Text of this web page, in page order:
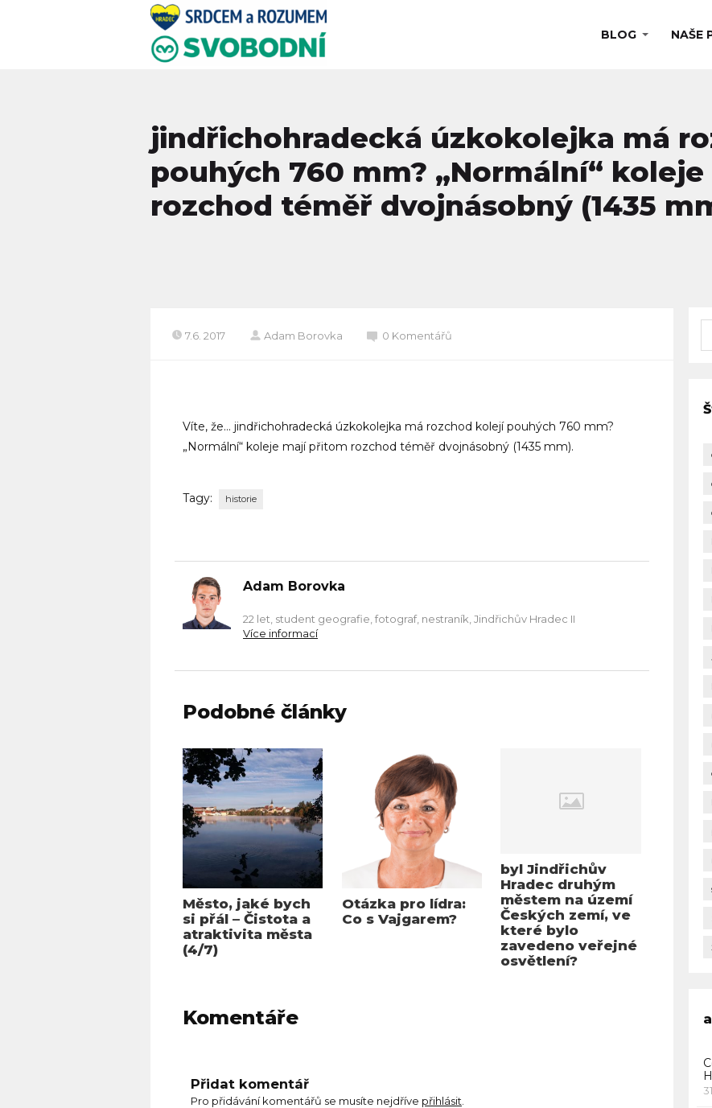
BLOG NAŠE
jindřichohradecká úzkokolejka má
pouhých 760 mm? „Normální“
rozchod téměř dvojnásobný (1435
7.6. 2017 Adam Borovka 0 Komentářů
Víte, že… jindřichohradecká úzkokolejka má rozchod kolejí pouhých 760 mm?
„Normální“ koleje mají přitom rozchod téměř dvojnásobný (1435 mm).
Tagy: historie
Adam Borovka
22 let, student geografie, fotograf, nestraník, Jindřichův Hradec II
Více informací
Podobné články
Město, jaké bych
si přál – Čistota a
atraktivita města
(4/7)
Otázka pro lídra:
Co s Vajgarem?
byl Jindřichův
Hradec druhým
městem na území
Českých zemí, ve
které bylo
zavedeno veřejné
osvětlení?
Komentáře
Přidat komentář
Pro přidávání komentářů se musíte nejdříve přihlásit
a